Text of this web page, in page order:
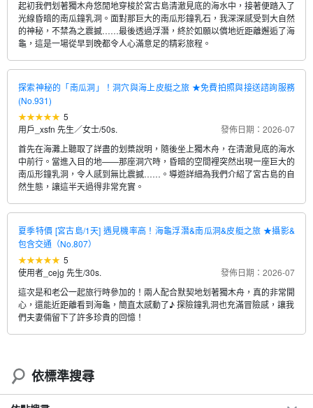
起初我們划著獨木舟悠閒地穿梭於宮古島清澈見底的海水中，接著便踏入了
光線昏暗的南瓜鐘乳洞。面對那巨大的南瓜形鐘乳石，我深深感受到大自然
的神秘，不禁為之震撼……最後透過浮潛，終於如願以償地近距離邂逅了海
龜，這是一場從早到晚都令人心滿意足的精彩旅程。
探索神秘的「南瓜洞」！洞穴與海上皮艇之旅 ★免費拍照與接送諮詢服務
(No.931)
5
用戶_xsfn 先生／女士/50s.
發佈日期：2026-07
首先在海灘上聽取了詳盡的划槳說明，隨後坐上獨木舟，在清澈見底的海水
中前行。當進入目的地——那座洞穴時，昏暗的空間裡突然出現一座巨大的
南瓜形鐘乳洞，令人感到無比震撼……。導遊詳細為我們介紹了宮古島的自
然生態，讓這半天過得非常充實。
夏季特價 [宮古島/1天] 遇見機率高！海龜浮潛&南瓜洞&皮艇之旅 ★攝影&
包含交通（No.807）
5
使用者_cejg 先生/30s.
發佈日期：2026-07
這次是和老公一起旅行時參加的！兩人配合默契地划著獨木舟，真的非常開
心，還能近距離看到海龜，簡直太感動了♪ 探險鐘乳洞也充滿冒險感，讓我
們夫妻倆留下了許多珍貴的回憶！
依標準搜尋